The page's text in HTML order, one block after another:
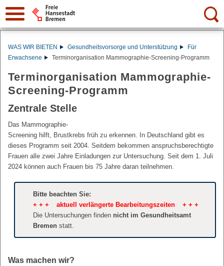
Suche:
WAS WIR BIETEN Gesundheitsvorsorge und Unterstützung
Für
Erwachsene
Terminorganisation Mammographie-Screening-Programm
Terminorganisation Mammographie-
Screening-Programm
Zentrale Stelle
Das Mammographie-
Screening hilft, Brustkrebs früh zu erkennen. In Deutschland gibt es
dieses Programm seit 2004. Seitdem bekommen anspruchsberechtigte
Frauen alle zwei Jahre Einladungen zur Untersuchung. Seit dem 1. Juli
2024 können auch Frauen bis 75 Jahre daran teilnehmen.
Bitte beachten Sie:
+ + + aktuell verlängerte Bearbeitungszeiten + + +
Die Untersuchungen finden nicht im Gesundheitsamt
Bremen statt.
Was machen wir?